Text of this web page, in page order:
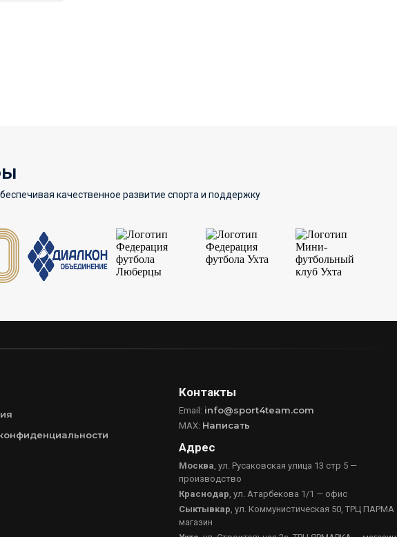
качественное развитие спорта и поддержку
Контакты
Email: info@sport4team.com
MAX: Написать
Адрес
Москва , ул. Русаковская улица 13 стр 5 —
производство
Краснодар , ул. Атарбекова 1/1 — офис
Сыктывкар , ул. Коммунистическая 50, ТРЦ
магазин